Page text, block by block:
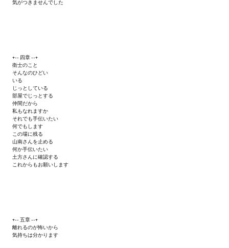
気がつきませんでした
+-- 四章 --+
衛士のこと
そんなのひどい
いる
じっとしている
部屋でじっとする
仲間だから
私もなれますか
それでも手伝いたい
何でもします
この場に残る
山南さんを止める
何か手伝いたい
土方さんに確認する
これからもお願いします
+-- 五章 --+
離れるのが怖いから
気持ちは分かります